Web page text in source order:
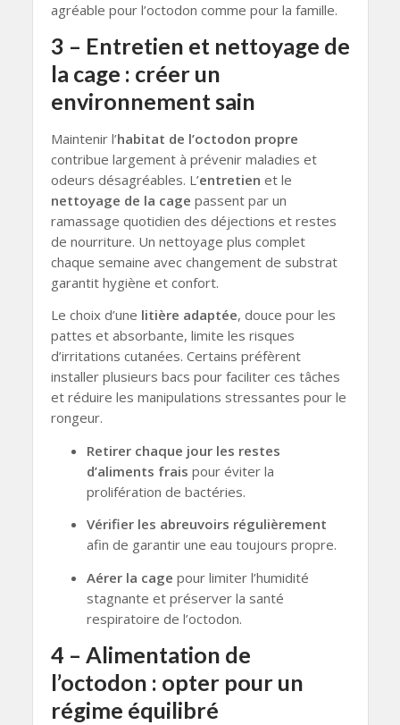
agréable pour l’octodon comme pour la famille.
3 – Entretien et nettoyage de
la cage : créer un
environnement sain
Maintenir l’habitat de l’octodon propre
contribue largement à prévenir maladies et
odeurs désagréables. L’entretien et le
nettoyage de la cage passent par un
ramassage quotidien des déjections et restes
de nourriture. Un nettoyage plus complet
chaque semaine avec changement de substrat
garantit hygiène et confort.
Le choix d’une litière adaptée, douce pour les
pattes et absorbante, limite les risques
d’irritations cutanées. Certains préfèrent
installer plusieurs bacs pour faciliter ces tâches
et réduire les manipulations stressantes pour le
rongeur.
Retirer chaque jour les restes
d’aliments frais pour éviter la
prolifération de bactéries.
Vérifier les abreuvoirs régulièrement
afin de garantir une eau toujours propre.
Aérer la cage pour limiter l’humidité
stagnante et préserver la santé
respiratoire de l’octodon.
4 – Alimentation de
l’octodon : opter pour un
régime équilibré